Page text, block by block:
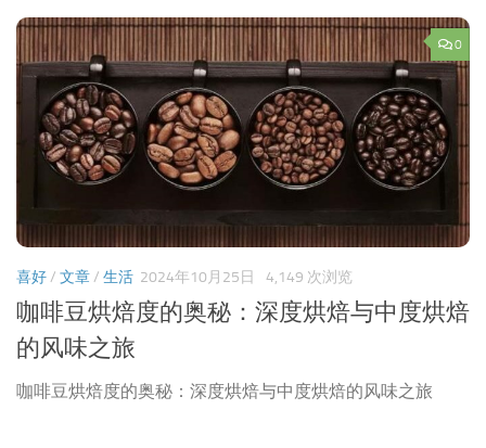
0
喜好/ 文章/ 生活 2024年10月25日 4,149 次浏览
咖啡豆烘焙度的奥秘：深度烘焙与中度烘焙
的风味之旅
咖啡豆烘焙度的奥秘：深度烘焙与中度烘焙的风味之旅